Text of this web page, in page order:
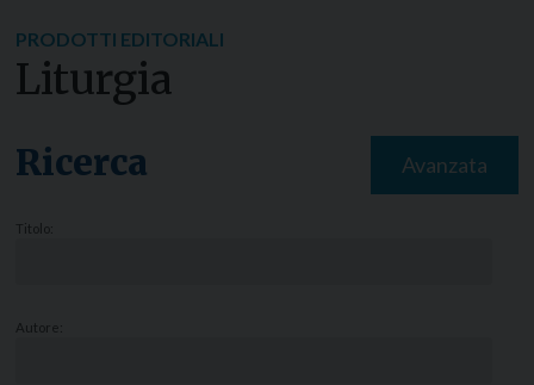
Notizie
PRODOTTI EDITORIALI
Liturgia
Ricerca Avanzata
Titolo:
Autore: